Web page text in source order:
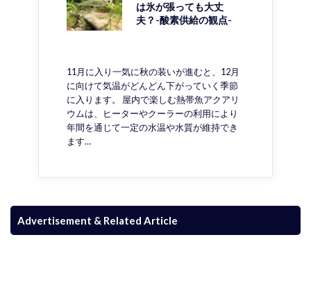
は氷が張っても大丈
夫？-酸素供給の観点-
11月に入り一気に秋の装いが進むと、12月
に向けて気温がどんどん下がっていく季節
に入ります。 屋内で楽しむ熱帯魚アクアリ
ウムは、ヒーターやクーラーの利用により
年間を通じて一定の水温や水質が維持でき
ます…
Advertisement & Related Article